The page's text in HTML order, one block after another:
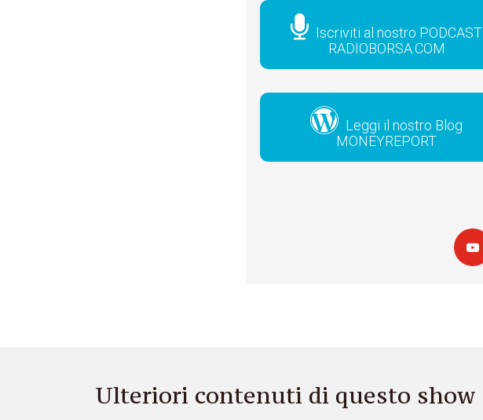
Iscriviti al nostro PODCAST
RADIOBORSA.COM
Leggi il nostro Blog
MONEYREPORT
Ulteriori contenuti di questo show